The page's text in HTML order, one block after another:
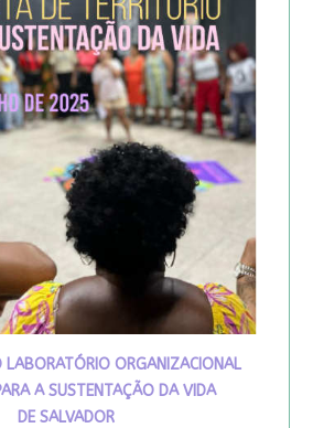
LABORATÓRIO ORGANIZACIONAL
A SUSTENTAÇÃO DA VIDA
DE SALVADOR